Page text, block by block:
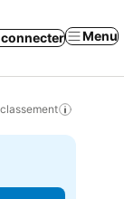
connecter Menu